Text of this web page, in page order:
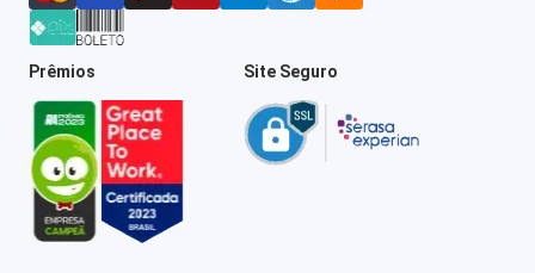
Prêmios Site Seguro